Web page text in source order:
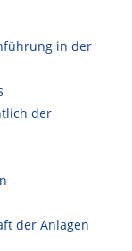
in der
der
der Anlagen